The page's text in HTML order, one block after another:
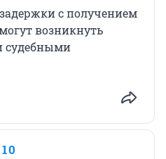
с получением
возникнуть
судебными
10